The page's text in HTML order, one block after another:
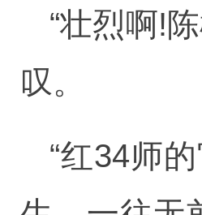
“壮烈啊!
叹。
“红34师